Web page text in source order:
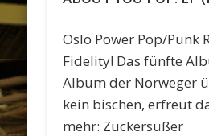
Oslo Power Pop/Punk
Fidelity! Das fünfte
Album der Norweger
kein bischen, erfreut
mehr: Zuckersüßer